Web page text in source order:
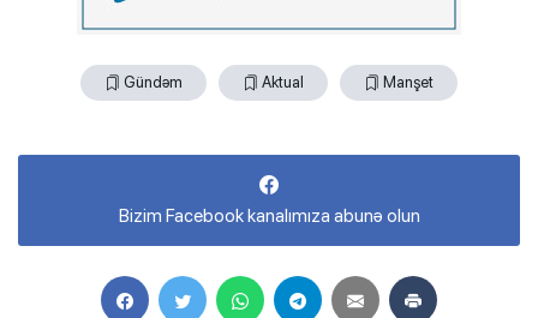
Gündəm Aktual Manşet
Bizim Facebook kanalımıza abunə olun